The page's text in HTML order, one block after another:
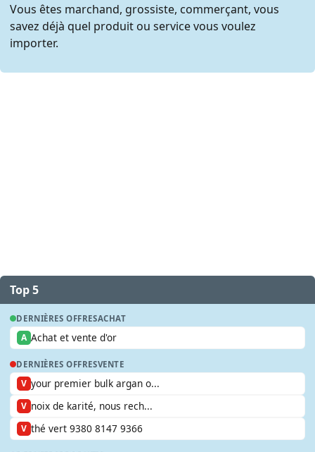
Vous êtes marchand, grossiste, commerçant, vous
savez déjà quel produit ou service vous voulez
importer.
Top 5
DERNIÈRES OFFRESACHAT
A Achat et vente d'or
DERNIÈRES OFFRESVENTE
V your premier bulk argan o...
V noix de karité, nous rech...
V thé vert 9380 8147 9366